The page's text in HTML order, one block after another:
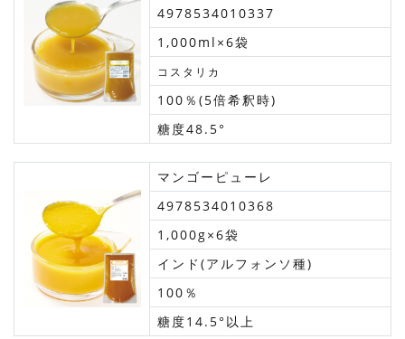
4978534010337
1,000ml×6袋
コスタリカ
100％(5倍希釈時)
糖度48.5°
マンゴーピューレ
4978534010368
1,000g×6袋
インド(アルフォンソ種)
100％
糖度14.5°以上